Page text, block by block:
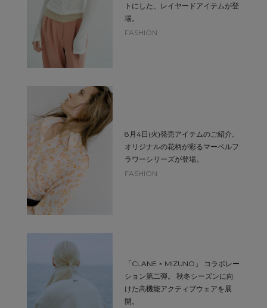
トにした、レイヤードアイテムが登
場。
FASHION
8月4日(火)発売アイテムのご紹介。
オリジナルの花柄が彩るマーベルフ
ラワーシリーズが登場。
FASHION
「CLANE × MIZUNO」 コラボレー
ション第二弾。 秋冬シーズンに向
けた高機能アクティブウェアを展
開。